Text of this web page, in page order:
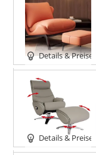
Details & Preise
Details & Preise